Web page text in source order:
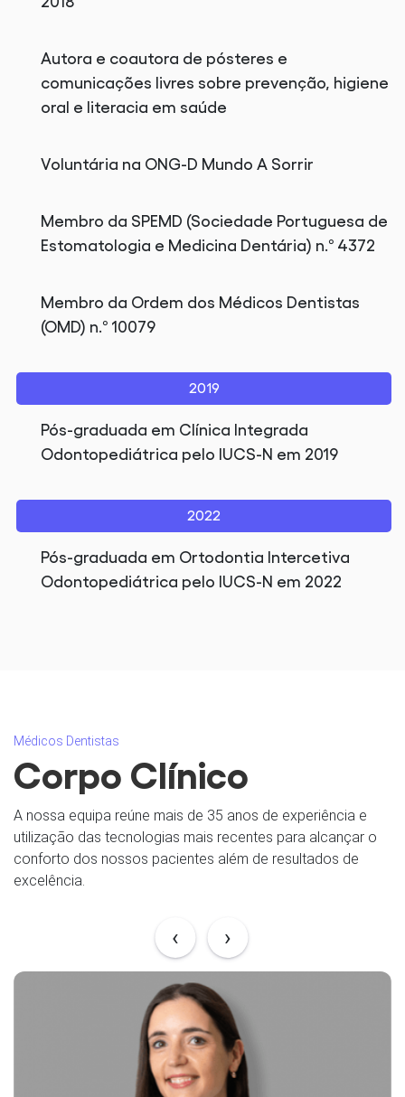
Autora e coautora de pósteres e
comunicações livres sobre prevenção, higiene
oral e literacia em saúde
Voluntária na ONG-D Mundo A Sorrir
Membro da SPEMD (Sociedade Portuguesa de
Estomatologia e Medicina Dentária) n.º 4372
Membro da Ordem dos Médicos Dentistas
(OMD) n.º 10079
2019
Pós-graduada em Clínica Integrada
Odontopediátrica pelo IUCS-N em 2019
2022
Pós-graduada em Ortodontia Intercetiva
Odontopediátrica pelo IUCS-N em 2022
Médicos Dentistas
Corpo Clínico
A nossa equipa reúne mais de 35 anos de experiência e
utilização das tecnologias mais recentes para alcançar o
conforto dos nossos pacientes além de resultados de
excelência.
‹ ›